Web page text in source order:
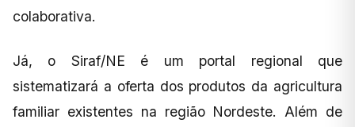
colaborativa.
Já, o Siraf/NE é um portal regional que
sistematizará a oferta dos produtos da agricultura
familiar existentes na região Nordeste. Além de